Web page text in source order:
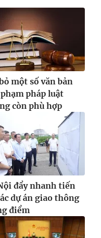
một số văn bản
pháp luật
còn phù hợp
đẩy nhanh tiến
dự án giao thông
điểm